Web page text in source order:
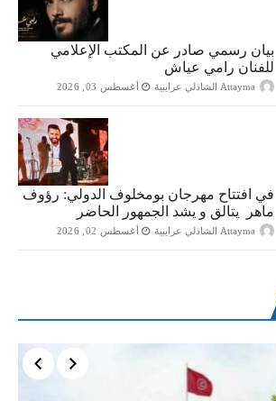
بيان رسمي صادر عن المكتب الإعلامي
للفنان رامي عياش
Attayma الشاذلي عرايبية أغسطس 03, 2026
في افتتاح مهرجان بومخلوف الدولي: رؤوف
ماهر يتالق و يشد الجمهور الحاضر
Attayma الشاذلي عرايبية أغسطس 02, 2026